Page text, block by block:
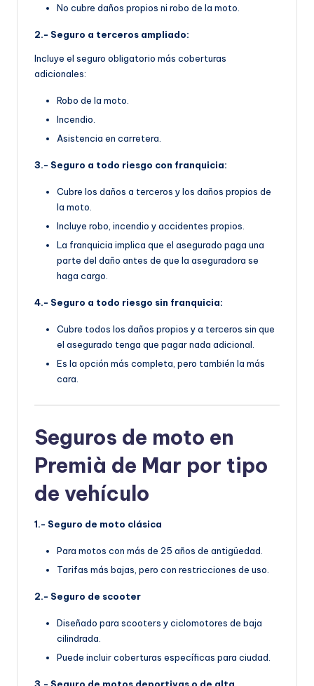
No cubre daños propios ni robo de la moto.
2.- Seguro a terceros ampliado:
Incluye el seguro obligatorio más coberturas
adicionales:
Robo de la moto.
Incendio.
Asistencia en carretera.
3.- Seguro a todo riesgo con franquicia:
Cubre los daños a terceros y los daños propios de
la moto.
Incluye robo, incendio y accidentes propios.
La franquicia implica que el asegurado paga una
parte del daño antes de que la aseguradora se
haga cargo.
4.- Seguro a todo riesgo sin franquicia:
Cubre todos los daños propios y a terceros sin que
el asegurado tenga que pagar nada adicional.
Es la opción más completa, pero también la más
cara.
Seguros de moto en
Premià de Mar por tipo
de vehículo
1.- Seguro de moto clásica
Para motos con más de 25 años de antigüedad.
Tarifas más bajas, pero con restricciones de uso.
2.- Seguro de scooter
Diseñado para scooters y ciclomotores de baja
cilindrada.
Puede incluir coberturas específicas para ciudad.
3.- Seguro de motos deportivas o de alta